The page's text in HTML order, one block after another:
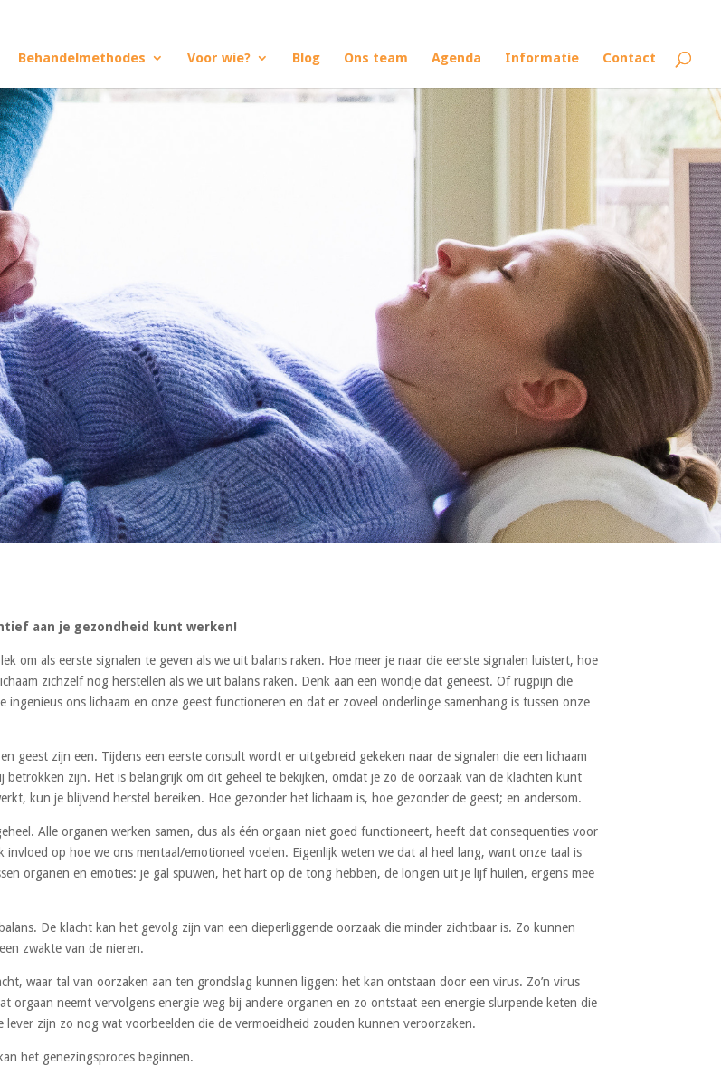
Behandelmethodes Voor wie? Blog Ons team Agenda Informatie Contact
aan je gezondheid kunt werken!
om als eerste signalen te geven als we uit balans raken. Hoe meer je naar die eerste signalen luistert, hoe
zichzelf nog herstellen als we uit balans raken. Denk aan een wondje dat geneest. Of rugpijn die
ons lichaam en onze geest functioneren en dat er zoveel onderlinge samenhang is tussen onze
geest zijn een. Tijdens een eerste consult wordt er uitgebreid gekeken naar de signalen die een lichaam
zijn. Het is belangrijk om dit geheel te bekijken, omdat je zo de oorzaak van de klachten kunt
kun je blijvend herstel bereiken. Hoe gezonder het lichaam is, hoe gezonder de geest; en andersom.
Alle organen werken samen, dus als één orgaan niet goed functioneert, heeft dat consequenties voor
op hoe we ons mentaal/emotioneel voelen. Eigenlijk weten we dat al heel lang, want onze taal is
organen en emoties: je gal spuwen, het hart op de tong hebben, de longen uit je lijf huilen, ergens mee
De klacht kan het gevolg zijn van een dieperliggende oorzaak die minder zichtbaar is. Zo kunnen
zwakte van de nieren.
waar tal van oorzaken aan ten grondslag kunnen liggen: het kan ontstaan door een virus. Zo’n virus
orgaan neemt vervolgens energie weg bij andere organen en zo ontstaat een energie slurpende keten die
zijn zo nog wat voorbeelden die de vermoeidheid zouden kunnen veroorzaken.
het genezingsproces beginnen.